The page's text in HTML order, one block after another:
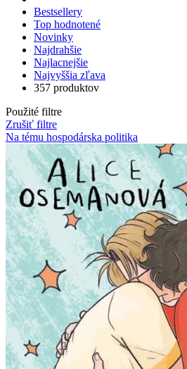
Bestsellery
Top hodnotené
Novinky
Najdrahšie
Najlacnejšie
Najvyššia zľava
357 produktov
Použité filtre
Zrušiť filtre
Na tému hospodárska politika